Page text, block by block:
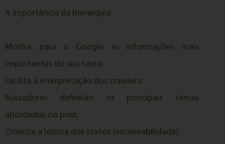
A importância da hierarquia:
Mostra para o Google as informações mais
importantes do seu texto;
Facilita a interpretação dos crawlers;
Buscadores definirão os principais temas
abordados no post;
Otimiza a leitura dos textos (escaneabilidade).